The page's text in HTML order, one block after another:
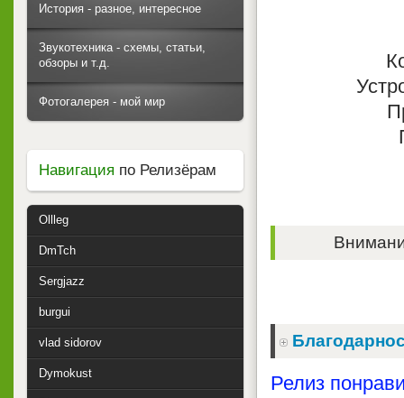
Релиз
История - разное, интересное
Звукотехника - схемы, статьи,
обзоры и т.д.
Фотогалерея - мой мир
Навигация по Релизёрам
Ollleg
DmTch
Sergjazz
burgui
vlad sidorov
Dymokust